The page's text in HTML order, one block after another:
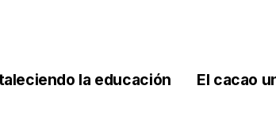
El cacao
la educación